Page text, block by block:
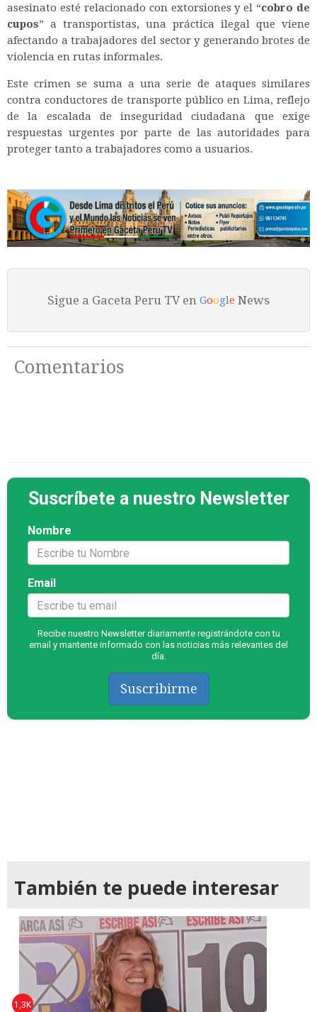
asesinato esté relacionado con extorsiones y el “cobro de
cupos” a transportistas, una práctica ilegal que viene
afectando a trabajadores del sector y generando brotes de
violencia en rutas informales.
Este crimen se suma a una serie de ataques similares
contra conductores de transporte público en Lima, reflejo
de la escalada de inseguridad ciudadana que exige
respuestas urgentes por parte de las autoridades para
proteger tanto a trabajadores como a usuarios.
Sigue a Gaceta Peru TV en Google News
Comentarios
Suscríbete a nuestro Newsletter
Nombre
Email
Recibe nuestro Newsletter diariamente registrándote con tu
email y mantente informado con las noticias más relevantes del
día.
Suscribirme
También te puede interesar
1,3K